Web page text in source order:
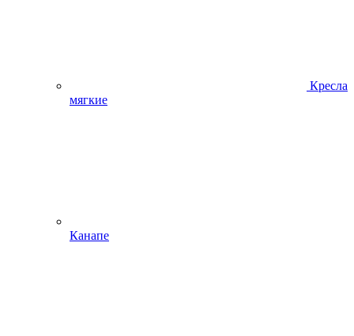
Кресла
мягкие
Канапе